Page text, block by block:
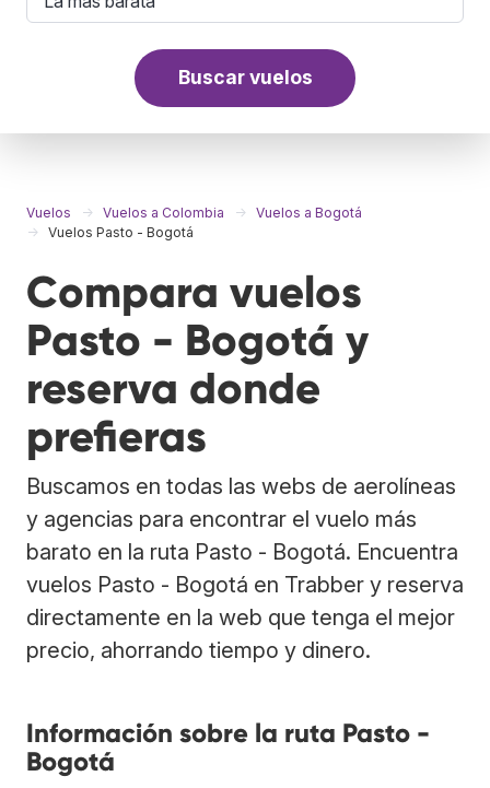
Buscar vuelos
Vuelos Vuelos a Colombia
Vuelos a Bogotá
Vuelos Pasto - Bogotá
Compara vuelos
Pasto - Bogotá y
reserva donde
prefieras
Buscamos en todas las webs de aerolíneas
y agencias para encontrar el vuelo más
barato en la ruta Pasto - Bogotá. Encuentra
vuelos Pasto - Bogotá en Trabber y reserva
directamente en la web que tenga el mejor
precio, ahorrando tiempo y dinero.
Información sobre la ruta Pasto -
Bogotá